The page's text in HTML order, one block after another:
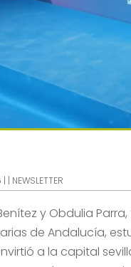
| | NEWSLETTER
y Obdulia
de Andalucía,
a la capital